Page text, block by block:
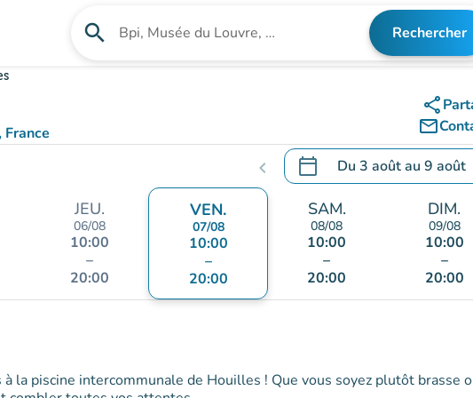
search Rechercher un établissement Rechercher
share
mail_outline
chevron_left calendar_today Du 3 aoûtau 9 août
.Ouvrir le calendrier pour
JEU.
06/08
10:00
–
20:00
VEN.
07/08
10:00
–
20:00
SAM.
08/08
10:00
–
20:00
DIM.
09/08
10:00
–
20:00
la piscine intercommunale de Houilles ! Que vous soyez plutôt brasse